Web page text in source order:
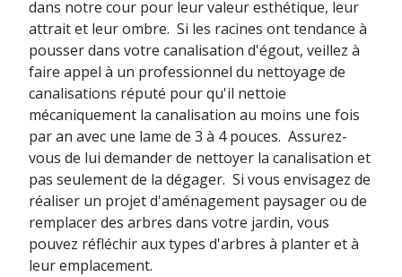
dans notre cour pour leur valeur esthétique, leur
attrait et leur ombre. Si les racines ont tendance à
pousser dans votre canalisation d'égout, veillez à
faire appel à un professionnel du nettoyage de
canalisations réputé pour qu'il nettoie
mécaniquement la canalisation au moins une fois
par an avec une lame de 3 à 4 pouces. Assurez-
vous de lui demander de nettoyer la canalisation et
pas seulement de la dégager. Si vous envisagez de
réaliser un projet d'aménagement paysager ou de
remplacer des arbres dans votre jardin, vous
pouvez réfléchir aux types d'arbres à planter et à
leur emplacement.